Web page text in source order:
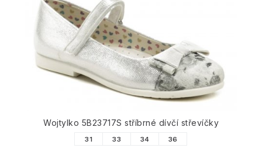
Wojtylko 5B23717S stříbrné dívčí střevíčky
31 33 34 36